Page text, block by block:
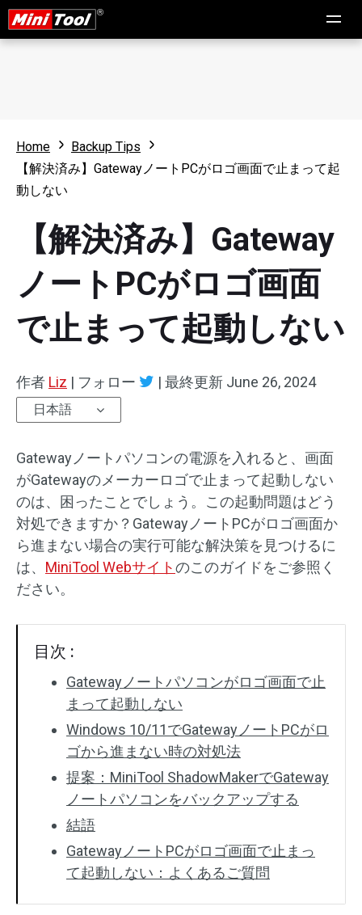
Home
Backup Tips
【解決済み】GatewayノートPCがロゴ画面で止まって起
動しない
【解決済み】Gateway
ノートPCがロゴ画面
で止まって起動しない
作者 Liz | フォロー | 最終更新 June 26, 2024
日本語
Gatewayノートパソコンの電源を入れると、画面
がGatewayのメーカーロゴで止まって起動しない
のは、困ったことでしょう。この起動問題はどう
対処できますか？GatewayノートPCがロゴ画面か
ら進まない場合の実行可能な解決策を見つけるに
は、 MiniTool Webサイトのこのガイドをご参照く
ださい。
目次 :
Gatewayノートパソコンがロゴ画面で止
まって起動しない
Windows 10/11でGatewayノートPCがロ
ゴから進まない時の対処法
提案：MiniTool ShadowMakerでGateway
ノートパソコンをバックアップする
結語
GatewayノートPCがロゴ画面で止まっ
て起動しない：よくあるご質問